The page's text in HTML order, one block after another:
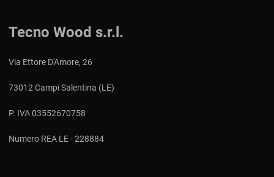
Tecno Wood s.r.l.
Via Ettore D'Amore, 26
73012 Campi Salentina (LE)
P. IVA 03552670758
Numero REA LE - 228884